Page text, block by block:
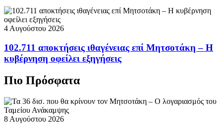
4 Αυγούστου 2026
102.711 αποκτήσεις ιθαγένειας επί Μητσοτάκη – Η
κυβέρνηση οφείλει εξηγήσεις
Πιο Πρόσφατα
8 Αυγούστου 2026